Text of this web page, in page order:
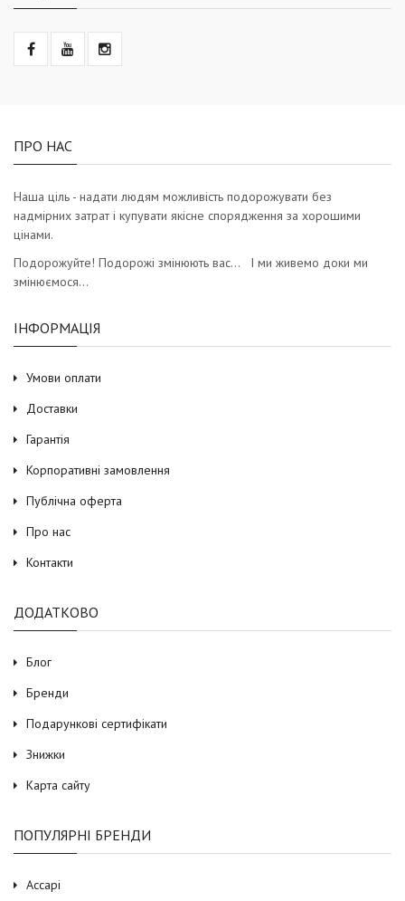
ПРО НАС
Наша ціль - надати людям можливість подорожувати без
надмірних затрат і купувати якісне спорядження за хорошими
цінами.
Подорожуйте! Подорожі змінюють вас… І ми живемо доки ми
змінюємося…
ІНФОРМАЦІЯ
Умови оплати
Доставки
Гарантія
Корпоративні замовлення
Публічна оферта
Про нас
Контакти
ДОДАТКОВО
Блог
Бренди
Подарункові сертифікати
Знижки
Карта сайту
ПОПУЛЯРНІ БРЕНДИ
Accapi